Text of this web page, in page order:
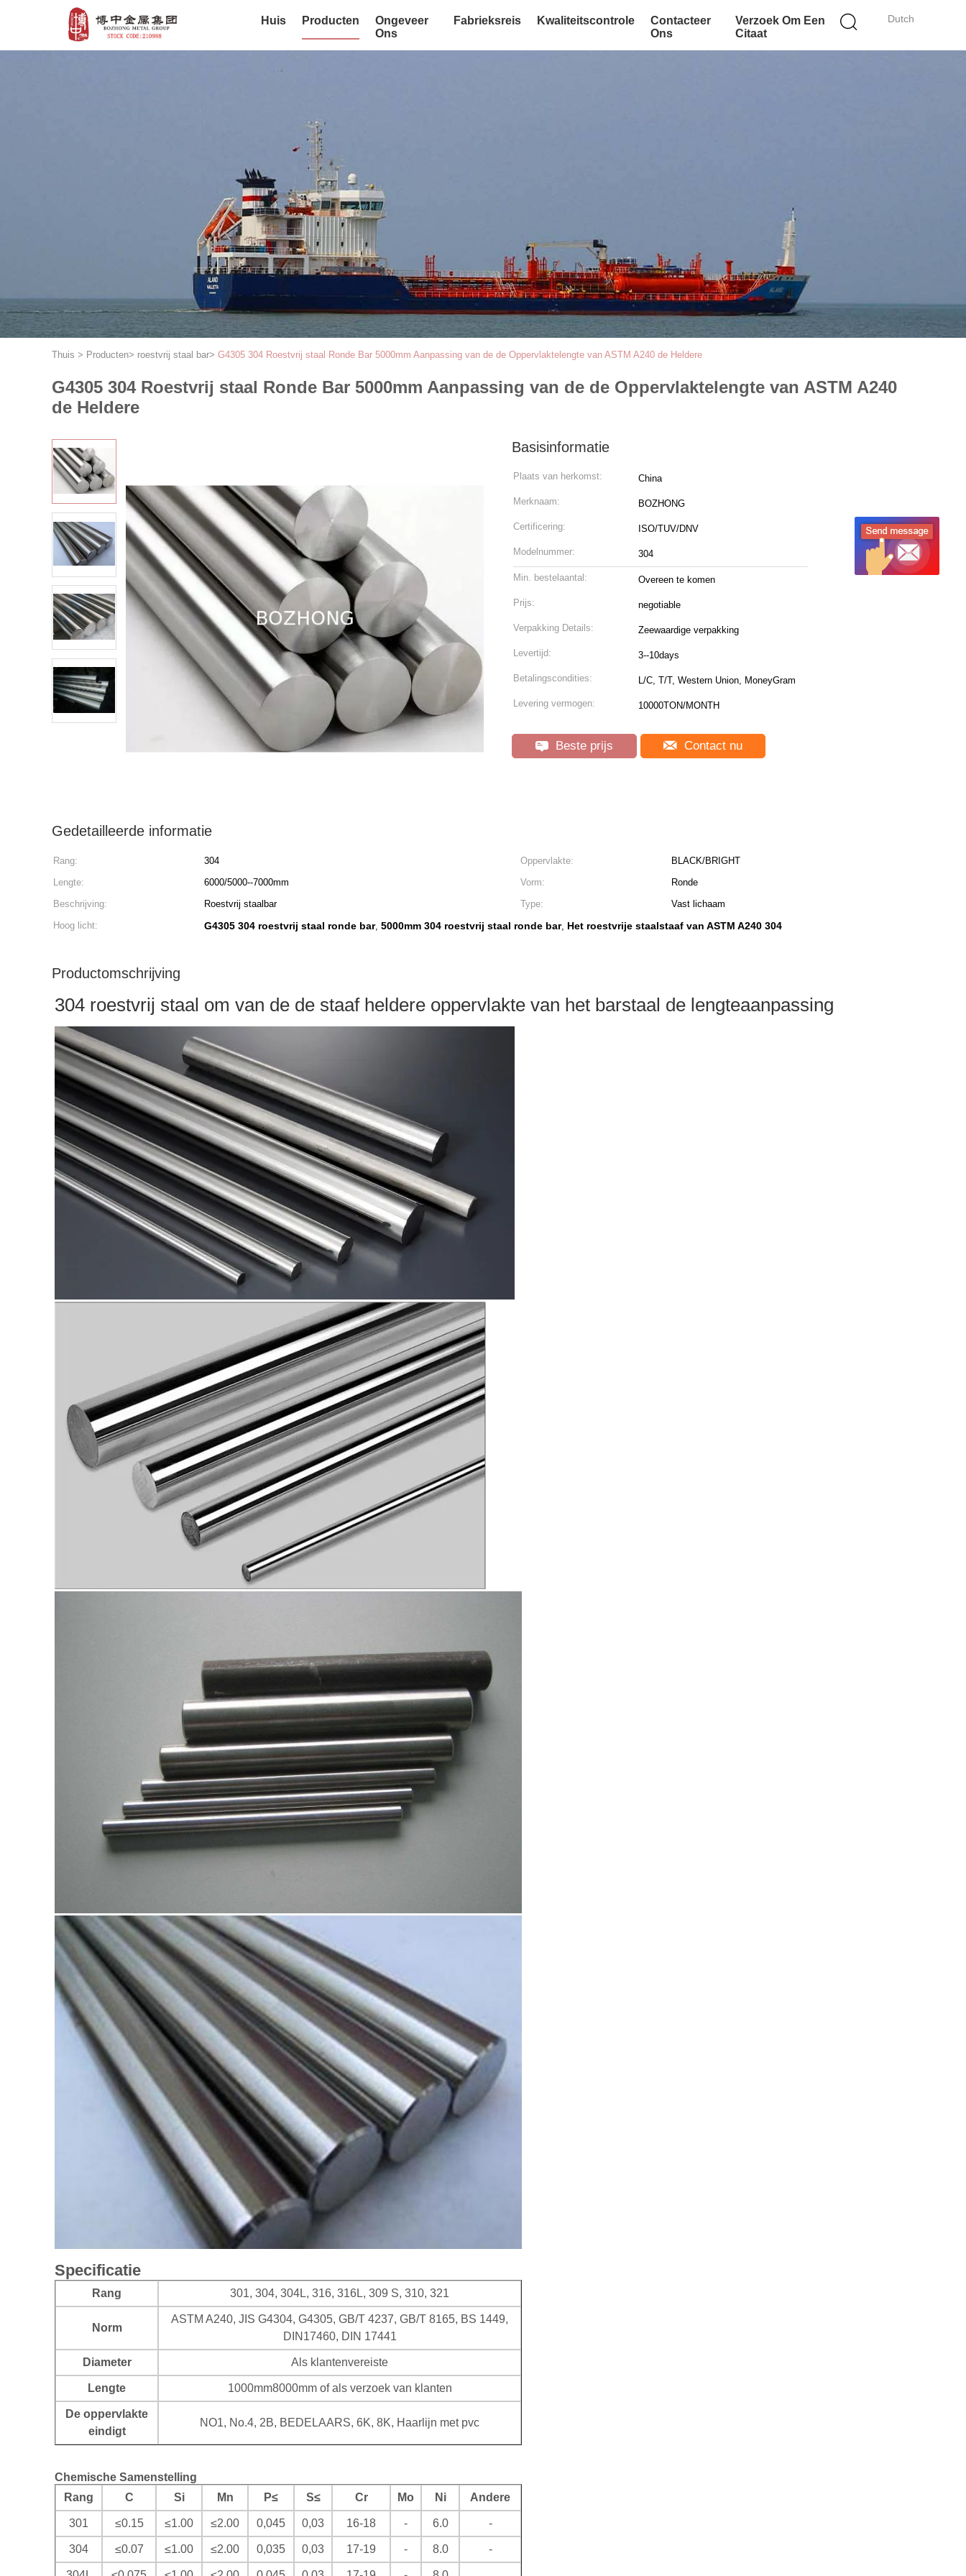
Laat een bericht achter
We bellen je snel terug!
VERZENDEN
Dutch
Huis Producten
Ongeveer
Ons
Fabrieksreis Kwaliteitscontrole
Contacteer
Ons
Verzoek Om Een
Citaat
Thuis > Producten> roestvrij staal bar> G4305 304 Roestvrij staal Ronde Bar 5000mm Aanpassing van de de Oppervlaktelengte van ASTM A240 de Heldere
G4305 304 Roestvrij staal Ronde Bar 5000mm Aanpassing van de de Oppervlaktelengte van ASTM A240
de Heldere
Basisinformatie
Plaats van herkomst: China
Merknaam: BOZHONG
Certificering: ISO/TUV/DNV
Modelnummer: 304
Min. bestelaantal: Overeen te komen
Prijs: negotiable
Verpakking Details: Zeewaardige verpakking
Levertijd: 3--10days
Betalingscondities: L/C, T/T, Western Union, MoneyGram
Levering vermogen: 10000TON/MONTH
Beste prijs Contact nu
Gedetailleerde informatie
Rang: 304 Oppervlakte:
BLACK/BRIGHT
Lengte:
6000/5000--7000mm Vorm:
Ronde
Beschrijving:
Roestvrij staalbar Type:
Vast lichaam
Hoog licht:
G4305 304 roestvrij staal ronde bar, 5000mm 304 roestvrij staal ronde bar, Het roestvrije staalstaaf van ASTM A240 304
Productomschrijving
304 roestvrij staal om van de de staaf heldere oppervlakte van het barstaal de lengteaanpassing
Specificatie
Rang 301, 304, 304L, 316, 316L, 309 S, 310, 321
Norm
ASTM A240, JIS G4304, G4305, GB/T 4237, GB/T 8165, BS 1449,
DIN17460, DIN 17441
Diameter Als klantenvereiste
Lengte 1000mm8000mm of als verzoek van klanten
De oppervlakte
eindigt
NO1, No.4, 2B, BEDELAARS, 6K, 8K, Haarlijn met pvc
Chemische Samenstelling
Rang
C Si Mn P≤ S≤ Cr Mo Ni Andere
301 ≤0.15 ≤1.00 ≤2.00 0,045 0,03 16-18 - 6.0 -
304 ≤0.07 ≤1.00 ≤2.00 0,035 0,03 17-19 - 8.0 -